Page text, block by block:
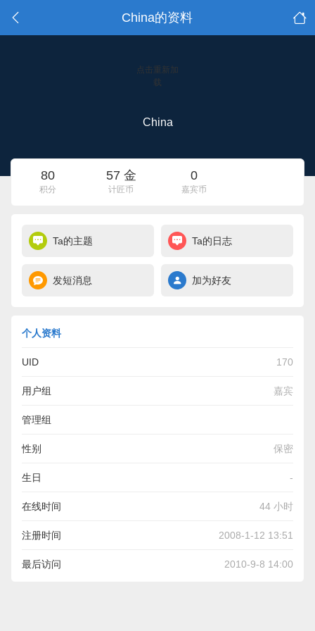
China的资料
点击重新加
载
China
80
积分
57 金
计匠币
0
嘉宾币
Ta的主题 Ta的日志
发短消息 加为好友
个人资料
UID 170
用户组 嘉宾
管理组
性别 保密
生日 -
在线时间 44 小时
注册时间 2008-1-12 13:51
最后访问 2010-9-8 14:00